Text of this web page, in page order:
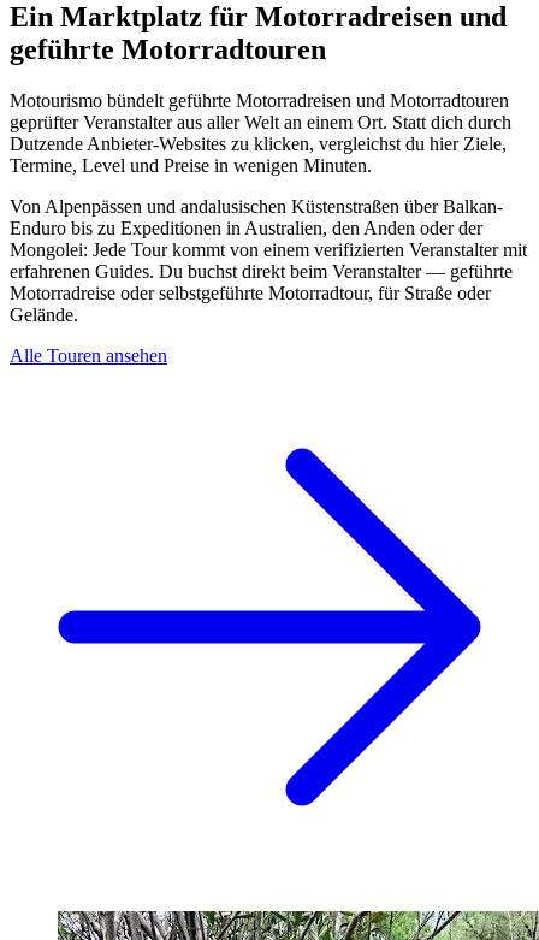
Ein Marktplatz für Motorradreisen und
geführte Motorradtouren
Motourismo bündelt geführte Motorradreisen und Motorradtouren
geprüfter Veranstalter aus aller Welt an einem Ort. Statt dich durch
Dutzende Anbieter-Websites zu klicken, vergleichst du hier Ziele,
Termine, Level und Preise in wenigen Minuten.
Von Alpenpässen und andalusischen Küstenstraßen über Balkan-
Enduro bis zu Expeditionen in Australien, den Anden oder der
Mongolei: Jede Tour kommt von einem verifizierten Veranstalter mit
erfahrenen Guides. Du buchst direkt beim Veranstalter — geführte
Motorradreise oder selbstgeführte Motorradtour, für Straße oder
Gelände.
Alle Touren ansehen